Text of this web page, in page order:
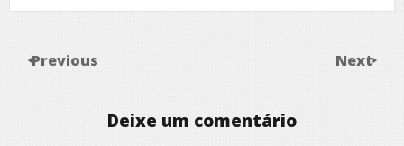
Previous Next
Deixe um comentário